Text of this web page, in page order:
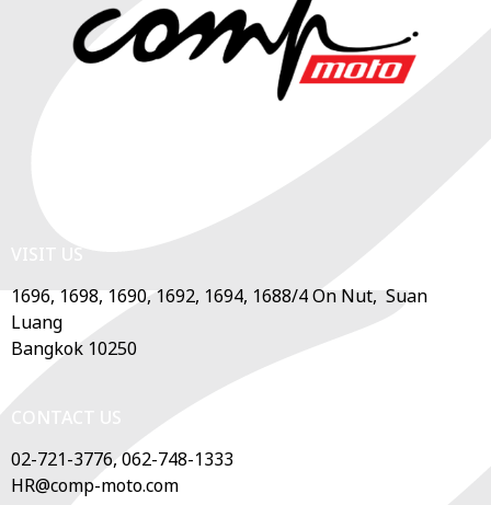
1696, 1698, 1690, 1692, 1694, 1688/4 On Nut, Suan
Luang
Bangkok 10250
02-721-3776, 062-748-1333
HR@comp-moto.com